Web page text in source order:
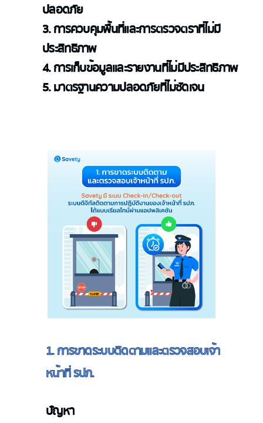
ปลอดภัย
3. การควบคุมพื้นที่และการตรวจตราที่ไม่มี
ประสิทธิภาพ
4. การเก็บข้อมูลและรายงานที่ไม่มีประสิทธิภาพ
5. มาตรฐานความปลอดภัยที่ไม่ชัดเจน
1. การขาดระบบติดตามและตรวจสอบเจ้า
หน้าที่ รปภ.
ปัญหา